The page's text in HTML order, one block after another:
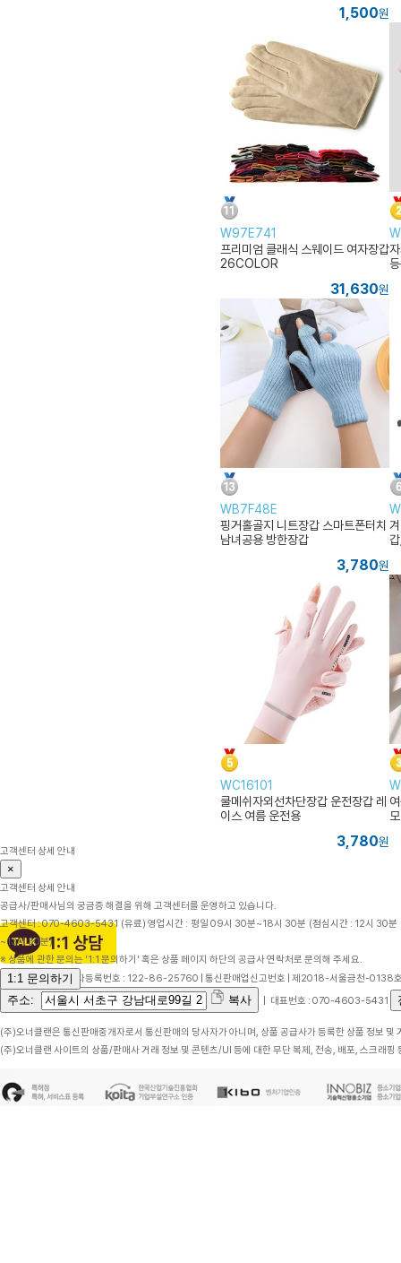
1,500원
W97E741
프리미엄 클래식 스웨이드 여자장갑
26COLOR
31,630원
WB7F48E
핑거홀골지 니트장갑 스마트폰터치
남녀공용 방한장갑
3,780원
WC16101
쿨메쉬자외선차단장갑 운전장갑 레
이스 여름 운전용
3,780원